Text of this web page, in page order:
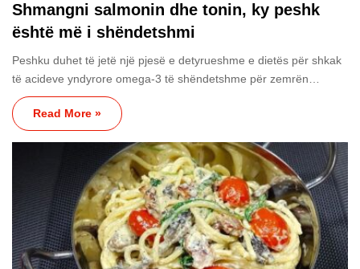
Shmangni salmonin dhe tonin, ky peshk
është më i shëndetshmi
Peshku duhet të jetë një pjesë e detyrueshme e dietës për shkak
të acideve yndyrore omega-3 të shëndetshme për zemrën…
Read More »